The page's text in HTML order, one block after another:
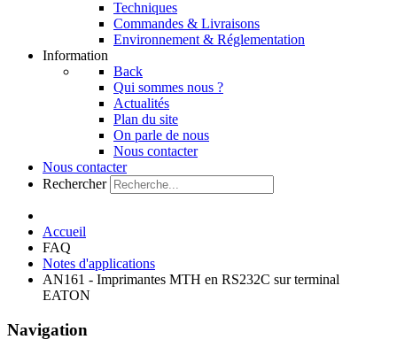
Techniques
Commandes & Livraisons
Environnement & Réglementation
Information
Back
Qui sommes nous ?
Actualités
Plan du site
On parle de nous
Nous contacter
Nous contacter
Rechercher
Accueil
FAQ
Notes d'applications
AN161 - Imprimantes MTH en RS232C sur terminal
EATON
Navigation